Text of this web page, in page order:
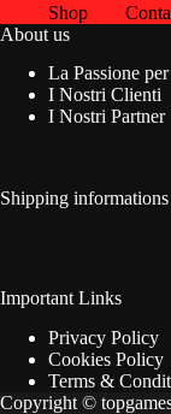
Shop
About us
La Passione
I Nostri Clienti
I Nostri Partner
Shipping informations
Important Links
Privacy Policy
Cookies Policy
Terms &
Copyright ©